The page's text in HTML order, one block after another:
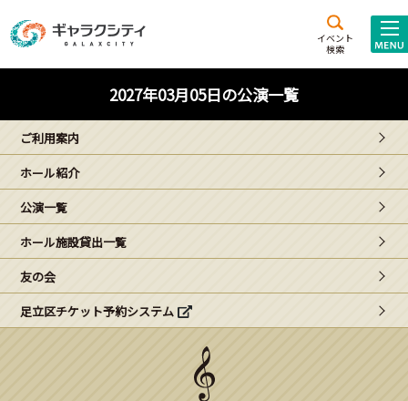
イベント
検索
施設案内
西新井
文化ホール
ギャラクシティとは
こどもみーてぃんぐ
Gがくえん
ブランドからのお知らせ
2027年03月05日の公演一覧
ご利用案内
ホール紹介
公演一覧
ホール施設貸出一覧
友の会
足立区チケット予約システム